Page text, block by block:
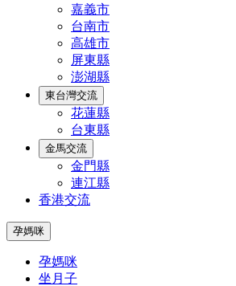
嘉義市
台南市
高雄市
屏東縣
澎湖縣
東台灣交流
花蓮縣
台東縣
金馬交流
金門縣
連江縣
香港交流
孕媽咪
孕媽咪
坐月子